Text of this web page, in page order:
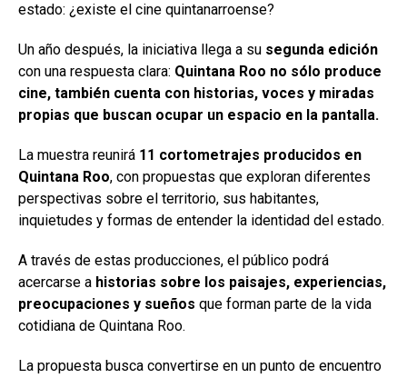
estado: ¿existe el cine quintanarroense?
Un año después, la iniciativa llega a su segunda edición
con una respuesta clara: Quintana Roo no sólo produce
cine, también cuenta con historias, voces y miradas
propias que buscan ocupar un espacio en la pantalla.
La muestra reunirá 11 cortometrajes producidos en
Quintana Roo, con propuestas que exploran diferentes
perspectivas sobre el territorio, sus habitantes,
inquietudes y formas de entender la identidad del estado.
A través de estas producciones, el público podrá
acercarse a historias sobre los paisajes, experiencias,
preocupaciones y sueños que forman parte de la vida
cotidiana de Quintana Roo.
La propuesta busca convertirse en un punto de encuentro